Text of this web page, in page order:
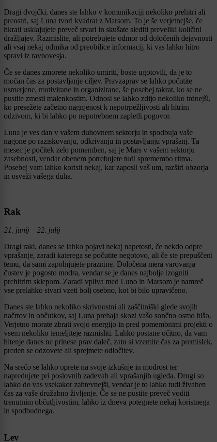
Dragi dvojčki, danes ste lahko v komunikaciji nekoliko prehitri ali
preostri, saj Luna tvori kvadrat z Marsom. To je še verjetnejše, če
hkrati usklajujete preveč stvari in skušate slediti preveliki količini
dražljajev. Razmislite, ali potrebujete odmor od določenih dejavnosti
ali vsaj nekaj odmika od preobilice informacij, ki vas lahko hitro
spravi iz ravnovesja.
Če se danes zmorete nekoliko umiriti, boste ugotovili, da je to
močan čas za postavljanje ciljev. Pravzaprav se lahko počutite
usmerjene, motivirane in organizirane, še posebej takrat, ko se ne
pustite zmesti malenkostim. Odnosi se lahko zdijo nekoliko trdnejši,
ko presežete začetno nagnjenost k nepotrpežljivosti ali hitrim
odzivom, ki bi lahko po nepotrebnem zapletli pogovor.
Luna je ves dan v vašem duhovnem sektorju in spodbuja vaše
nagone po raziskovanju, odkrivanju in postavljanju vprašanj. Ta
mesec je počitek zelo pomemben, saj je Mars v vašem sektorju
zasebnosti, vendar obenem potrebujete tudi spremembo ritma.
Posebej vam lahko koristi nekaj, kar zaposli vaš um, razširi obzorja
in osveži vašega duha.
Rak
21. junij – 22. julij
Dragi raki, danes se lahko pojavi nekaj napetosti, če nekdo odpre
vprašanje, zaradi katerega se počutite negotovo, ali če ste prepuščeni
temu, da sami zapolnjujete praznine. Določena mera varovanja
čustev je pogosto modra, vendar se je danes najbolje izogniti
prehitrim sklepom. Zaradi vpliva med Luno in Marsom je namreč
vse prelahko stvari vzeti bolj osebno, kot bi bilo upravičeno.
Danes ste lahko nekoliko skrivnostni ali zaščitniški glede svojih
načrtov in občutkov, saj Luna prehaja skozi vašo sončno osmo hišo.
Verjetno morate zbrati svojo energijo in pred pomembnimi projekti o
vsem nekoliko temeljiteje razmisliti. Lahko postane očitno, da vam
hitenje danes ne prinese prav daleč, zato si vzemite čas za premislek,
preden se odzovete ali sprejmete odločitev.
Na srečo se lahko oprete na svoje izkušnje in modrost ter
napredujete pri poslovnih zadevah ali vprašanjih ugleda. Drugi so
lahko do vas vsekakor zahtevnejši, vendar je to lahko tudi živahen
čas za vaše družabno življenje. Če se ne pustite preveč voditi
trenutnim občutljivostim, lahko iz dneva potegnete nekaj koristnega
in spodbudnega.
Lev